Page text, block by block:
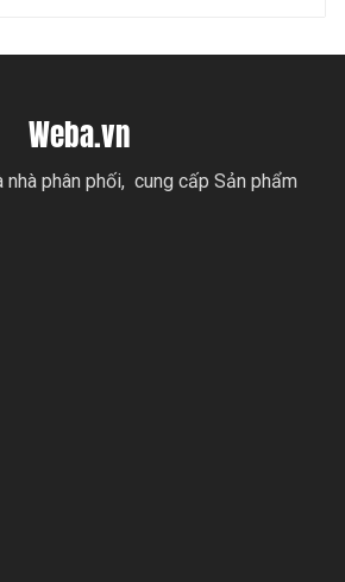
Weba.vn
phân phối, cung cấp Sản phẩm